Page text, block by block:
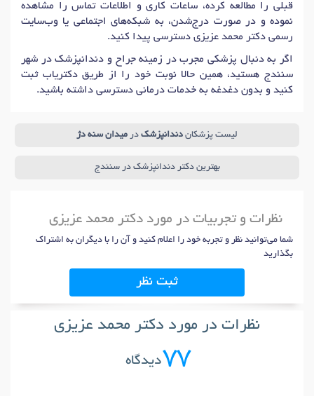
قبلی را مطالعه کرده، ساعات کاری و اطلاعات تماس را مشاهده
نموده و در صورت درج‌شدن، به شبکه‌های اجتماعی یا وب‌سایت
رسمی دکتر محمد عزیزی دسترسی پیدا کنید.
اگر به دنبال پزشکی مجرب در زمینه جراح و دندانپزشک در شهر
سنندج هستید، همین حالا نوبت خود را از طریق دکتریاب ثبت
کنید و بدون دغدغه به خدمات درمانی دسترسی داشته باشید.
لیست پزشکان دندانپزشک در میدان سنه دژ
بهترین دکتر دندانپزشک در سنندج
نظرات و تجربیات در مورد دکتر محمد عزیزی
شما می‌توانید نظر و تجربه خود را اعلام کنید و آن را با دیگران به اشتراک
بگذارید
ثبت نظر
نظرات در مورد دکتر محمد عزیزی
77دیدگاه